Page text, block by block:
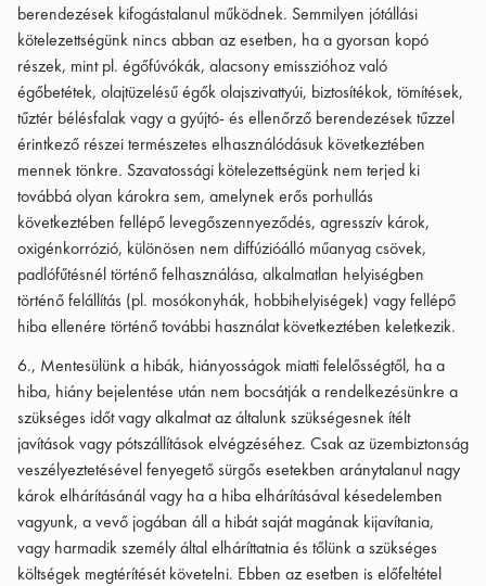
berendezések kifogástalanul működnek. Semmilyen jótállási
kötelezettségünk nincs abban az esetben, ha a gyorsan kopó
részek, mint pl. égőfúvókák, alacsony emisszióhoz való
égőbetétek, olajtüzelésű égők olajszivattyúi, biztosítékok, tömítések,
tűztér bélésfalak vagy a gyújtó- és ellenőrző berendezések tűzzel
érintkező részei természetes elhasználódásuk következtében
mennek tönkre. Szavatossági kötelezettségünk nem terjed ki
továbbá olyan károkra sem, amelynek erős porhullás
következtében fellépő levegőszennyeződés, agresszív károk,
oxigénkorrózió, különösen nem diffúzióálló műanyag csövek,
padlófűtésnél történő felhasználása, alkalmatlan helyiségben
történő felállítás (pl. mosókonyhák, hobbihelyiségek) vagy fellépő
hiba ellenére történő további használat következtében keletkezik.
6., Mentesülünk a hibák, hiányosságok miatti felelősségtől, ha a
hiba, hiány bejelentése után nem bocsátják a rendelkezésünkre a
szükséges időt vagy alkalmat az általunk szükségesnek ítélt
javítások vagy pótszállítások elvégzéséhez. Csak az üzembiztonság
veszélyeztetésével fenyegető sürgős esetekben aránytalanul nagy
károk elhárításánál vagy ha a hiba elhárításával késedelemben
vagyunk, a vevő jogában áll a hibát saját magának kijavítania,
vagy harmadik személy által elháríttatnia és tőlünk a szükséges
költségek megtérítését követelni. Ebben az esetben is előfeltétel